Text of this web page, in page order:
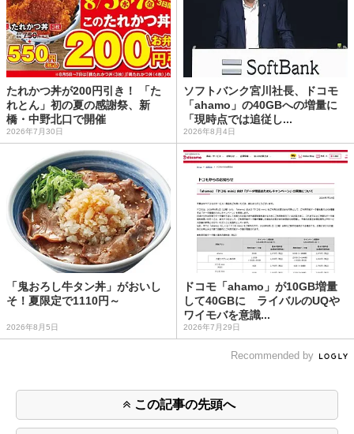
たれかつ丼が200円引き！ 「た
れとん」初の夏の感謝祭、新
橋・中野北口で開催
2026年7月30日
ソフトバンク宮川社長、ドコモ
「ahamo」の40GBへの増量に
「現時点では追従し...
2026年8月4日
「鬼おろし牛タン丼」がおいし
そ！夏限定で1110円～
2026年8月5日
ドコモ「ahamo」が10GB増量
して40GBに ライバルのUQや
ワイモバを意識...
2026年7月29日
Recommended by
この記事の先頭へ